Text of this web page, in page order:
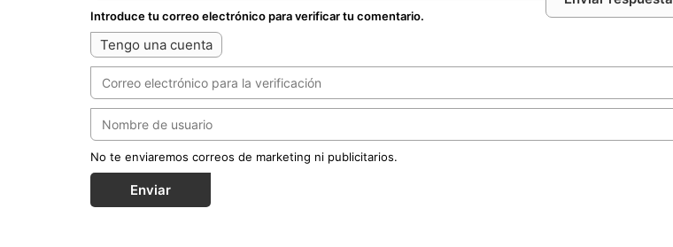
Introduce tu correo electrónico para verificar tu comentario.
Tengo una cuenta
No te enviaremos correos de marketing ni publicitarios.
Enviar